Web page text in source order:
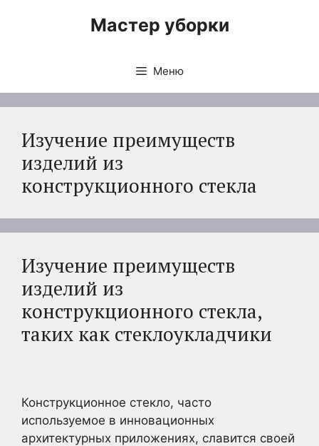
Мастер уборки
Меню
Изучение преимуществ
изделий из
конструкционного стекла
Изучение преимуществ
изделий из
конструкционного стекла,
таких как стеклоукладчики
Конструкционное стекло, часто
используемое в инновационных
архитектурных приложениях, славится своей